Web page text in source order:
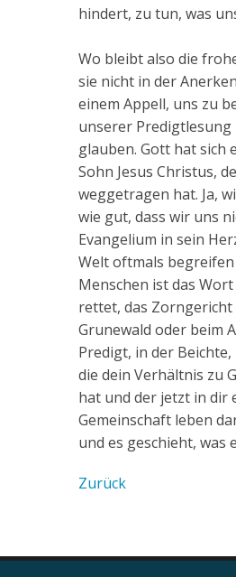
hindert, zu tun, was
Wo bleibt also die
sie nicht in der
einem Appell, uns zu
unserer Predigtlesung
glauben. Gott hat sich
Sohn Jesus Christus,
weggetragen hat. Ja,
wie gut, dass wir uns
Evangelium in sein
Welt oftmals
Menschen ist das
rettet, das Zorngericht
Grunewald oder beim
Predigt, in der
die dein Verhältnis zu
hat und der jetzt in dir
Gemeinschaft leben
und es geschieht, was
Zurück